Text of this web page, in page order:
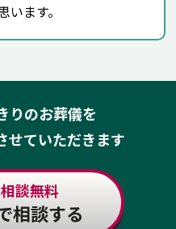
ます。
りのお葬儀を
せていただきます
談無料
相談する